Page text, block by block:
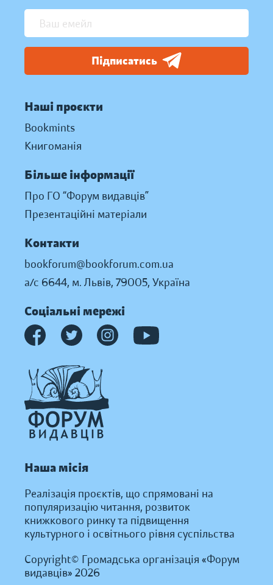
Підписатись
Наші проєкти
Bookmints
Книгоманія
Більше інформації
Про ГО “Форум видавців”
Презентаційні матеріали
Контакти
bookforum@bookforum.com.ua
а/с 6644, м. Львів, 79005, Україна
Соціальні мережі
Наша місія
Реалізація проєктів, що спрямовані на
популяризацію читання, розвиток
книжкового ринку та підвищення
культурного і освітнього рівня суспільства
Copyright© Громадська організація «Форум
видавців» 2026